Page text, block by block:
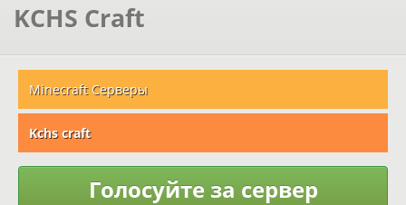
KCHS Craft
Minecraft Серверы
Kchs craft
Голосуйте за сервер